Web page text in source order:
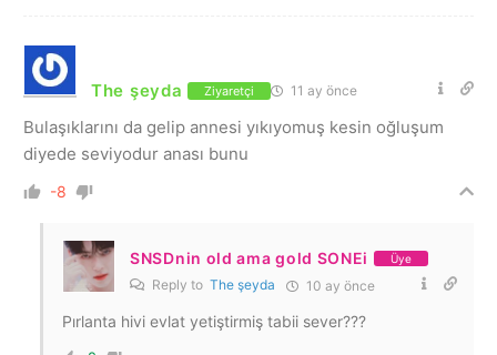
The şeyda Ziyaretçi 11 ay önce
Bulaşıklarını da gelip annesi yıkıyomuş kesin oğluşum
diyede seviyodur anası bunu
-8
SNSDnin old ama gold SONEi Üye
Reply to The şeyda 10 ay önce
Pırlanta hivi evlat yetiştirmiş tabii sever???